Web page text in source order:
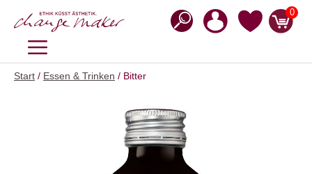
Inhalt
0
MENÜ
Start / Essen & Trinken / Bitter